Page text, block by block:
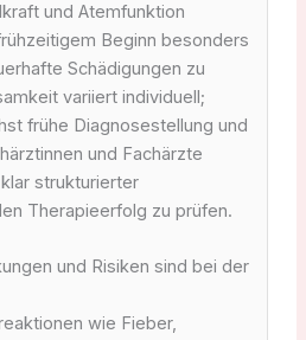
und Atemfunktion
Beginn besonders
Schädigungen zu
variiert individuell;
frühe Diagnosestellung und
und Fachärzte
strukturierter
Therapieerfolg zu prüfen.
und Risiken sind bei der
wie Fieber,